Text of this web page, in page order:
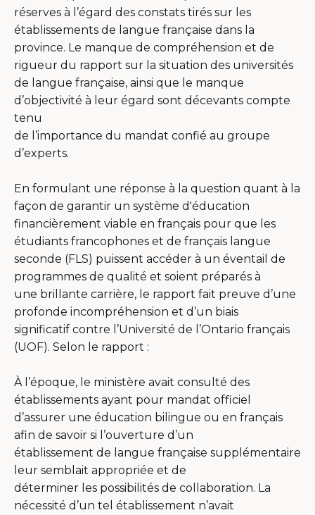
réserves à l’égard des constats tirés sur les
établissements de langue française dans la
province. Le manque de compréhension et de
rigueur du rapport sur la situation des universités
de langue française, ainsi que le manque
d’objectivité à leur égard sont décevants compte
tenu
de l’importance du mandat confié au groupe
d’experts.
En formulant une réponse à la question quant à la
façon de garantir un système d'éducation
financièrement viable en français pour que les
étudiants francophones et de français langue
seconde (FLS) puissent accéder à un éventail de
programmes de qualité et soient préparés à
une brillante carrière, le rapport fait preuve d’une
profonde incompréhension et d’un biais
significatif contre l’Université de l’Ontario français
(UOF). Selon le rapport :
À l’époque, le ministère avait consulté des
établissements ayant pour mandat officiel
d’assurer une éducation bilingue ou en français
afin de savoir si l’ouverture d’un
établissement de langue française supplémentaire
leur semblait appropriée et de
déterminer les possibilités de collaboration. La
nécessité d’un tel établissement n’avait